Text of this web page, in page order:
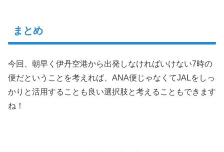
まとめ
今回、朝早く伊丹空港から出発しなければいけない7時の
便だということを考えれば、ANA便じゃなくてJALをしっ
かりと活用することも良い選択肢と考えることもできます
ね！